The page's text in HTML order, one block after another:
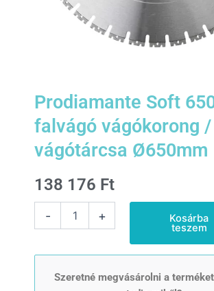
Prodiamante Soft
falvágó vágókorong /
vágótárcsa Ø650mm
138 176 Ft
- + Kosárba
teszem
Szeretné megvásárolni a